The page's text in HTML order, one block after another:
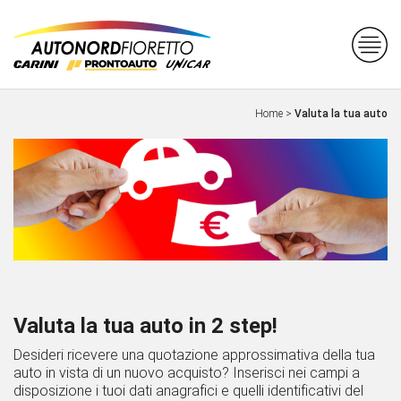
Home > Valuta la tua auto
Valuta la tua auto in 2 step!
Desideri ricevere una quotazione approssimativa della tua
auto in vista di un nuovo acquisto? Inserisci nei campi a
disposizione i tuoi dati anagrafici e quelli identificativi del